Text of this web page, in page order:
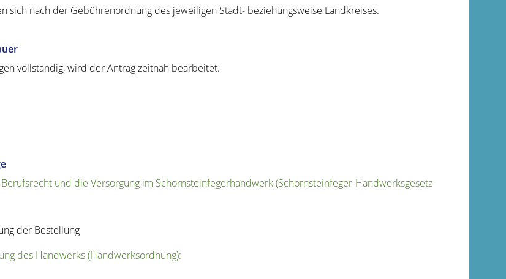
sich nach der Gebührenordnung des jeweiligen Stadt- beziehungsweise Landkreises.
vollständig, wird der Antrag zeitnah bearbeitet.
und die Versorgung im Schornsteinfegerhandwerk (Schornsteinfeger-Handwerksgesetz-
der Bestellung
des Handwerks (Handwerksordnung):